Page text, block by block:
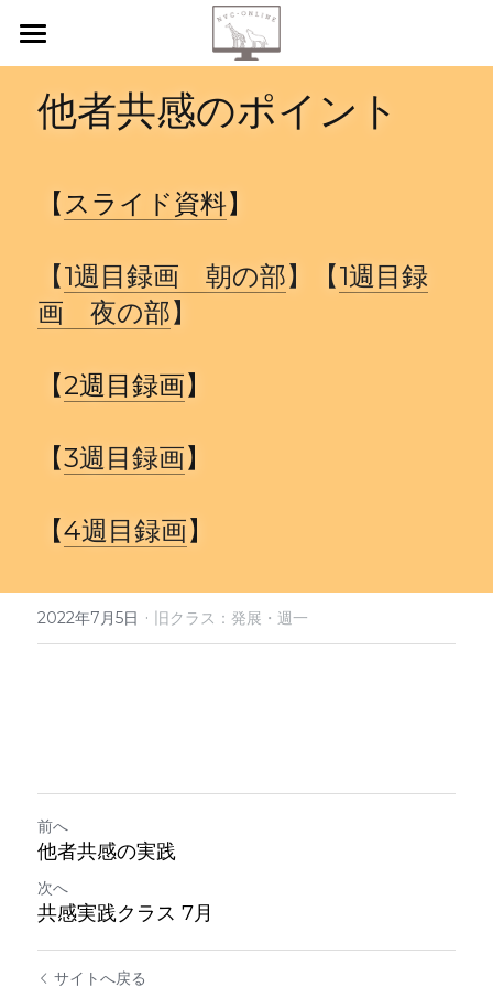
【新規申込】
自己内省
月イチ読書会
振り返り会
個人セッション
他者共感のポイント
【スライド資料】
【1週目録画　朝の部】【1週目録
画　夜の部】
【2週目録画】
【3週目録画】
【4週目録画】
2022年7月5日 · 旧クラス：発展・週一
前へ
他者共感の実践
次へ
共感実践クラス 7月
サイトへ戻る